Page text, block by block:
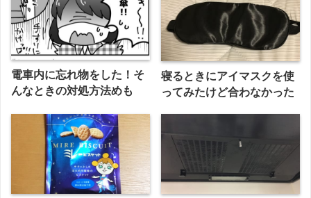
電車内に忘れ物をした！そ
んなときの対処方法めも
寝るときにアイマスクを使
ってみたけど合わなかった